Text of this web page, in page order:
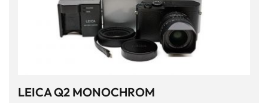
LEICA Q2 MONOCHROM